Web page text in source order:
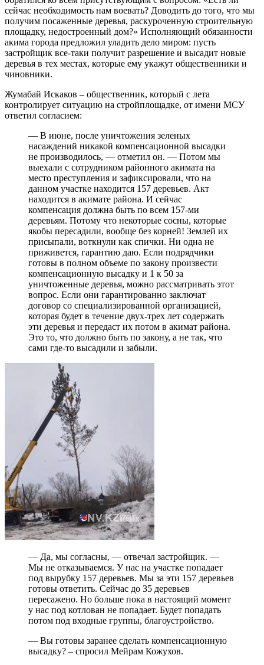
сейчас необходимость нам воевать? Доводить до того, что мы
получим посаженные деревья, раскуроченную строительную
площадку, недостроенный дом?» Исполняющий обязанности
акима города предложил уладить дело миром: пусть
застройщик все-таки получит разрешение и высадит новые
деревья в тех местах, которые ему укажут общественники и
чиновники.
Жумабай Искаков – общественник, который с лета
контролирует ситуацию на стройплощадке, от имени МСУ
ответил согласием:
— В июне, после уничтожения зеленых
насаждений никакой компенсационной высадки
не производилось, — отметил он. — Потом мы
выехали с сотрудником районного акимата на
место преступления и зафиксировали, что на
данном участке находится 157 деревьев. Акт
находится в акимате района. И сейчас
компенсация должна быть по всем 157-ми
деревьям. Потому что некоторые сосны, которые
якобы пересадили, вообще без корней! Землей их
присыпали, воткнули как спички. Ни одна не
приживется, гарантию даю. Если подрядчики
готовы в полном объеме по закону произвести
компенсационную высадку и 1 к 50 за
уничтоженные деревья, можно рассматривать этот
вопрос. Если они гарантированно заключат
договор со специализированной организацией,
которая будет в течение двух-трех лет содержать
эти деревья и передаст их потом в акимат района.
Это то, что должно быть по закону, а не так, что
сами где-то высадили и забыли.
— Да, мы согласны, — отвечал застройщик. —
Мы не отказываемся. У нас на участке попадает
под вырубку 157 деревьев. Мы за эти 157 деревьев
готовы ответить. Сейчас до 35 деревьев
пересажено. Но больше пока в настоящий момент
у нас под котлован не попадает. Будет попадать
потом под входные группы, благоустройство.
— Вы готовы заранее сделать компенсационную
высадку? – спросил Мейрам Кожухов.